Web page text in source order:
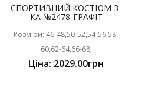
СПОРТИВНИЙ КОСТЮМ 3-
КА №2478-ГРАФІТ
Розміри: 46-48,50-52,54-56,58-
60,62-64,66-68,
Ціна: 2029.00грн